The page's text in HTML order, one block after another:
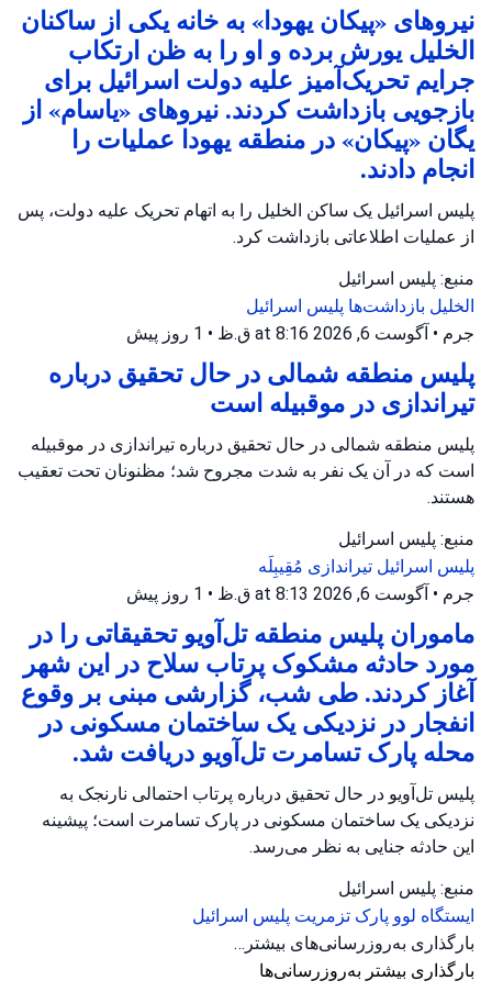
نیروهای «پیکان یهودا» به خانه یکی از ساکنان
الخلیل یورش برده و او را به ظن ارتکاب
جرایم تحریک‌آمیز علیه دولت اسرائیل برای
بازجویی بازداشت کردند. نیروهای «یاسام» از
یگان «پیکان» در منطقه یهودا عملیات را
انجام دادند.
پلیس اسرائیل یک ساکن الخلیل را به اتهام تحریک علیه دولت، پس
از عملیات اطلاعاتی بازداشت کرد.
منبع: پلیس اسرائیل
الخلیل بازداشت‌ها پلیس اسرائیل
جرم • آگوست 6, 2026 at 8:16 ق.ظ • 1 روز پیش
پلیس منطقه شمالی در حال تحقیق درباره
تیراندازی در موقبیله است
پلیس منطقه شمالی در حال تحقیق درباره تیراندازی در موقبیله
است که در آن یک نفر به شدت مجروح شد؛ مظنونان تحت تعقیب
هستند.
منبع: پلیس اسرائیل
پلیس اسرائیل تیراندازی مُقِیبِلَه
جرم • آگوست 6, 2026 at 8:13 ق.ظ • 1 روز پیش
ماموران پلیس منطقه تل‌آویو تحقیقاتی را در
مورد حادثه مشکوک پرتاب سلاح در این شهر
آغاز کردند. طی شب، گزارشی مبنی بر وقوع
انفجار در نزدیکی یک ساختمان مسکونی در
محله پارک تسامرت تل‌آویو دریافت شد.
پلیس تل‌آویو در حال تحقیق درباره پرتاب احتمالی نارنجک به
نزدیکی یک ساختمان مسکونی در پارک تسامرت است؛ پیشینه
این حادثه جنایی به نظر می‌رسد.
منبع: پلیس اسرائیل
ایستگاه لوو پارک تزمریت پلیس اسرائیل
بارگذاری به‌روزرسانی‌های بیشتر…
بارگذاری بیشتر به‌روزرسانی‌ها